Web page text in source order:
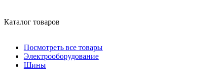
Каталог товаров
Посмотреть все товары
Электрооборудование
Шины